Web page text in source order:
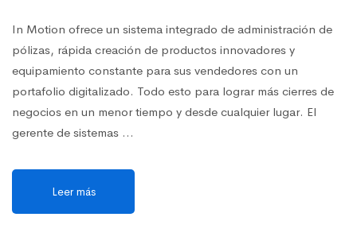
In Motion ofrece un sistema integrado de administración de
pólizas, rápida creación de productos innovadores y
equipamiento constante para sus vendedores con un
portafolio digitalizado. Todo esto para lograr más cierres de
negocios en un menor tiempo y desde cualquier lugar. El
gerente de sistemas …
Leer más